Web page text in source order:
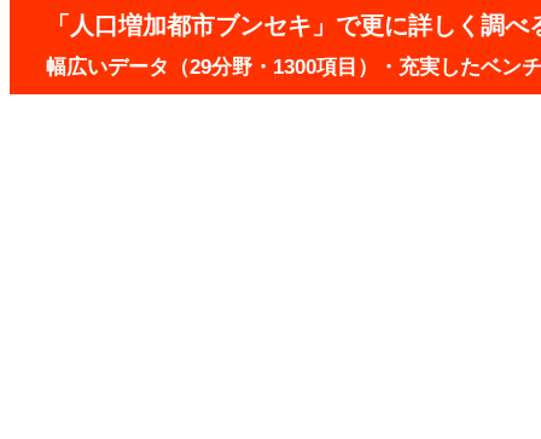
「人口増加都市ブンセキ」で更に詳しく調べ
幅広いデータ（29分野・1300項目）・充実したベン